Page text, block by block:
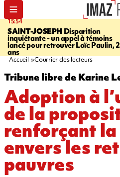
15:54
SAINT-JOSEPH Disparition
inquiétante - un appel à témoins
lancé pour retrouver Loïc Paulin,
ans
Accueil Courrier des lecteurs
Tribune libre de Karine
Adoption à
de la
renforçant
envers les
pauvres